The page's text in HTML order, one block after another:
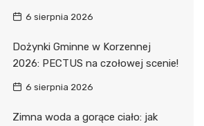
6 sierpnia 2026
Dożynki Gminne w Korzennej
2026: PECTUS na czołowej scenie!
6 sierpnia 2026
Zimna woda a gorące ciało: jak